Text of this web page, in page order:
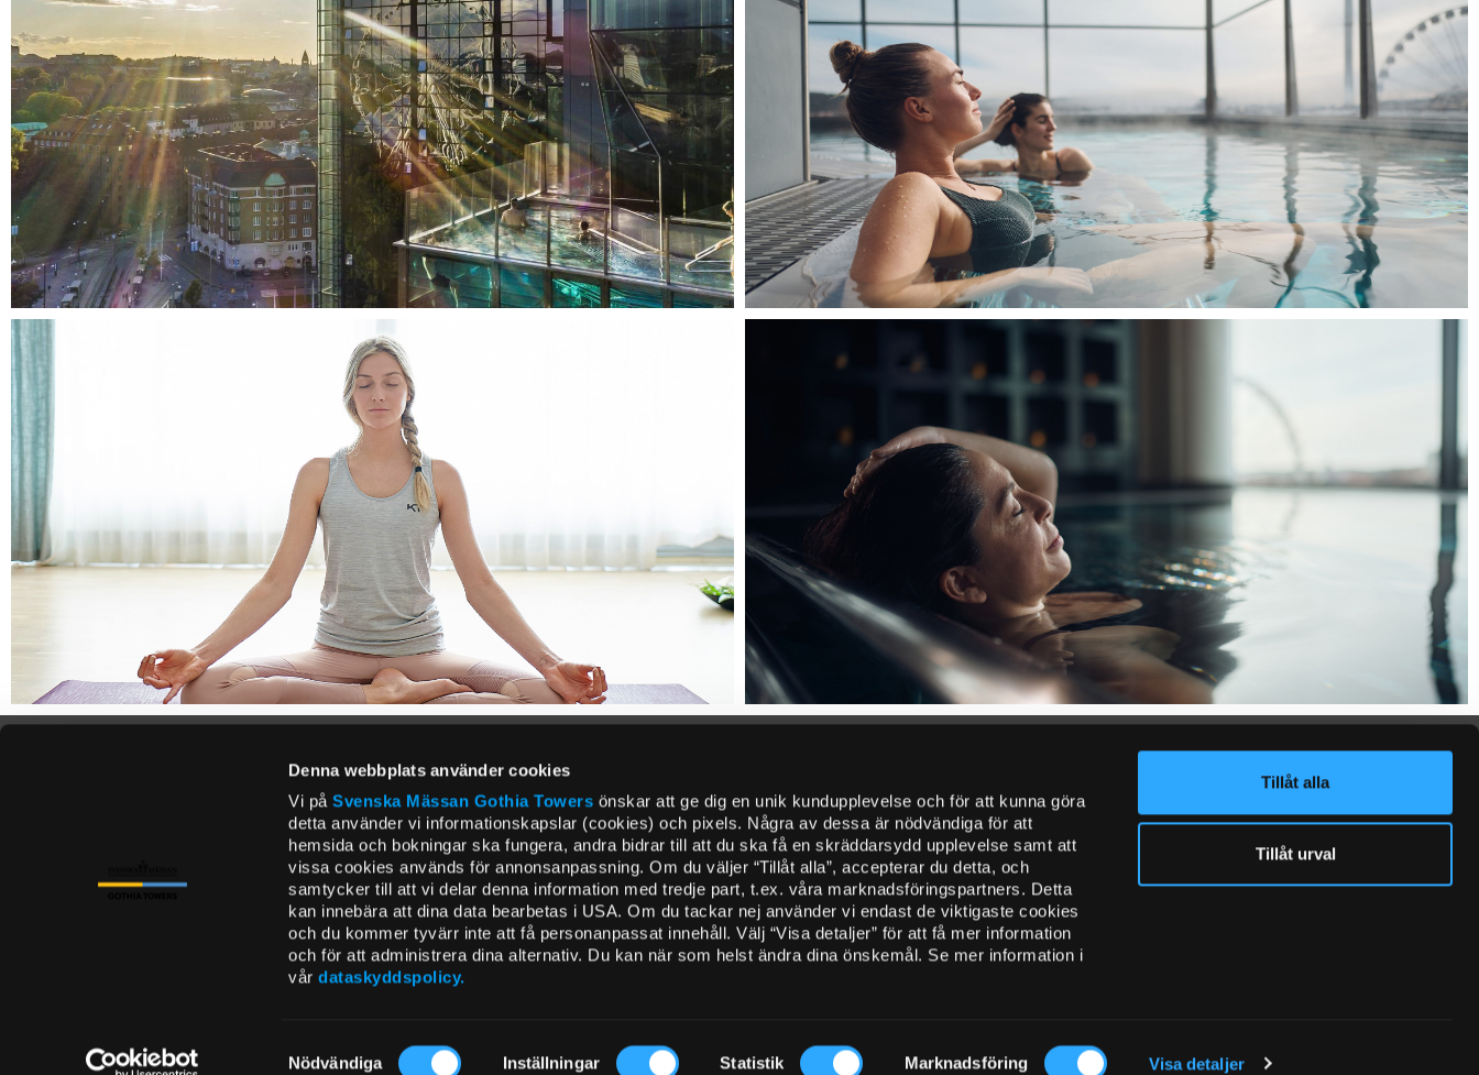
Denna webbplats använder cookies
Vi påSvenska Mässan Gothia Towers önskar att ge dig en unik kundupplevelse och för att kunna göra
detta använder vi informationskapslar (cookies) och pixels. Några av dessa är nödvändiga för att
hemsida och bokningar ska fungera, andra bidrar till att du ska få en skräddarsydd upplevelse samt att
vissa cookies används för annonsanpassning. Om du väljer “Tillåt alla”, accepterar du detta, och
samtycker till att vi delar denna information med tredje part, t.ex. våra marknadsföringspartners. Detta
kan innebära att dina data bearbetas i USA. Om du tackar nej använder vi endast de viktigaste cookies
och du kommer tyvärr inte att få personanpassat innehåll. Välj “Visa detaljer” för att få mer information
och för att administrera dina alternativ. Du kan när som helst ändra dina önskemål. Se mer information i
vårdataskyddspolicy.
Nödvändiga Inställningar Statistik Marknadsföring Visa detaljer
Tillåt alla
Tillåt urval
FOLLOW US ON
FacebookMediaHub